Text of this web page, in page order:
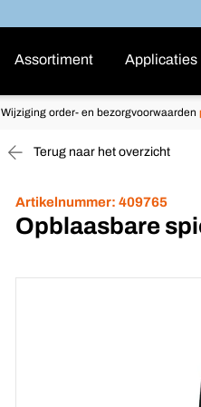
Assortiment Applicaties
Wijziging order- en bezorgvoorwaarden
Terug naar het overzicht
Artikelnummer: 409765
Opblaasbare